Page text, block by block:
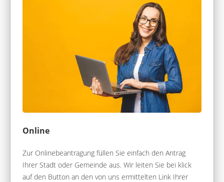
Online
Zur Onlinebeantragung füllen Sie einfach den Antrag
Ihrer Stadt oder Gemeinde aus. Wir leiten Sie bei klick
auf den Button an den von uns ermittelten Link Ihrer